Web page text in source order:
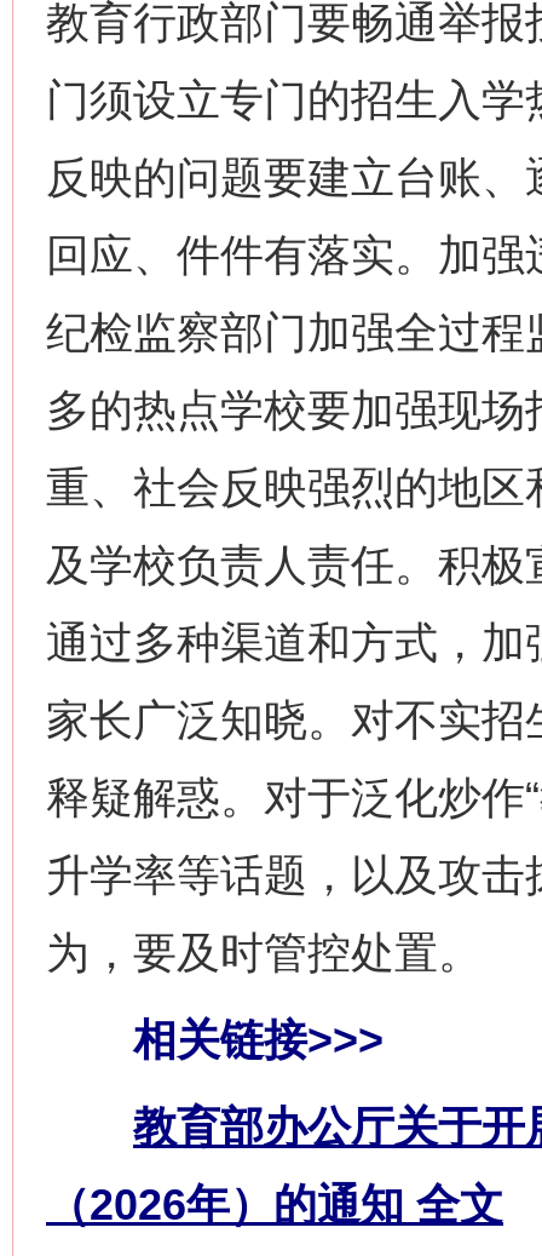
教育行政部门要畅通举
门须设立专门的招生入
反映的问题要建立台账
回应、件件有落实。加
纪检监察部门加强全过
多的热点学校要加强现
重、社会反映强烈的地
及学校负责人责任。积
通过多种渠道和方式，
家长广泛知晓。对不实
释疑解惑。对于泛化炒作
升学率等话题，以及攻
为，要及时管控处置。
相关链接>>>
教育部办公厅关于
（2026年）的通知 全文